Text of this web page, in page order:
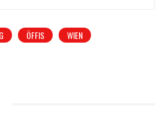
ÖFFIS WIEN